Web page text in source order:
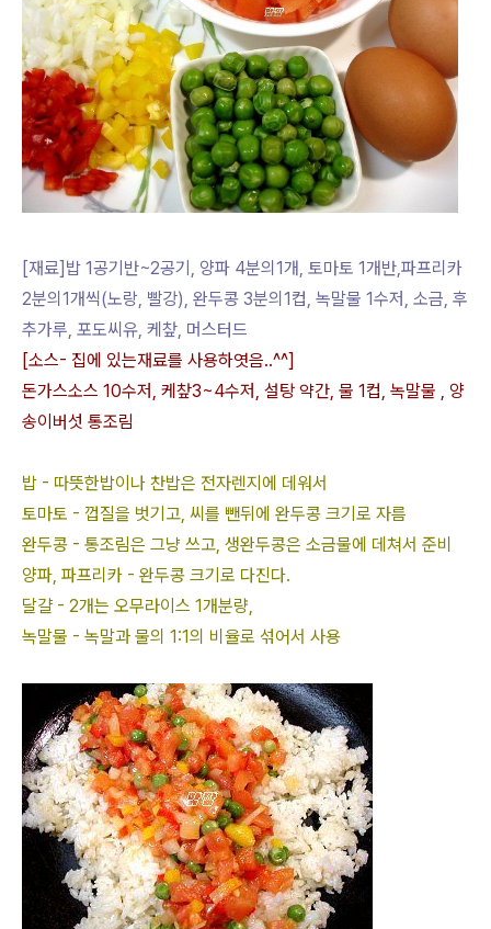
[재료]밥 1공기반~2공기, 양파 4분의1개, 토마토 1개반,파프리카
2분의1개씩(노랑, 빨강), 완두콩 3분의1컵, 녹말물 1수저, 소금, 후
추가루, 포도씨유, 케챂, 머스터드
[소스- 집에 있는재료를 사용하엿음..^^]
돈가스소스 10수저, 케챂3~4수저, 설탕 약간, 물 1컵, 녹말물 , 양
송이버섯 통조림
밥 - 따뜻한밥이나 찬밥은 전자렌지에 데워서
토마토 - 껍질을 벗기고, 씨를 뺀뒤에 완두콩 크기로 자름
완두콩 - 통조림은 그냥 쓰고, 생완두콩은 소금물에 데쳐서 준비
양파, 파프리카 - 완두콩 크기로 다진다.
달걀 - 2개는 오무라이스 1개분량,
녹말물 - 녹말과 물의 1:1의 비율로 섞어서 사용